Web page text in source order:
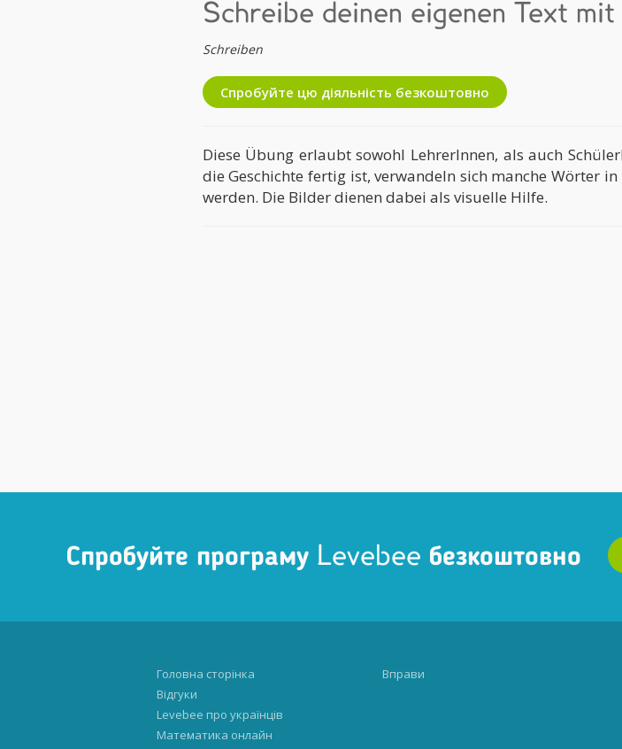
Schreibe deinen eigenen Text mit
Schreiben
Спробуйте цю діяльність безкоштовно
Diese Übung erlaubt sowohl LehrerInnen, als auch
die Geschichte fertig ist, verwandeln sich manche Wörter
werden. Die Bilder dienen dabei als visuelle Hilfe.
Спробуйте програму Levebee безкоштовно
Головна сторінка
Відгуки
Levebee про українців
Математика онлайн
Вправи